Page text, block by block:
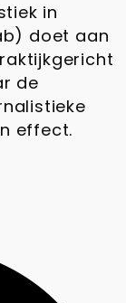
in
doet aan
de
effect.